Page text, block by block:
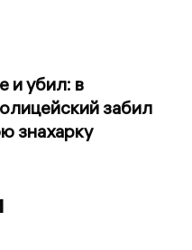
и убил: в
забил
знахарку